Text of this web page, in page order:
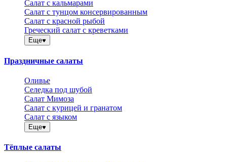
Салат с кальмарами
Салат с тунцом консервированным
Салат с красной рыбой
Греческий салат с креветками
Еще
Праздничные салаты
Оливье
Селедка под шубой
Салат Мимоза
Салат с курицей и гранатом
Салат с языком
Еще
Тёплые салаты